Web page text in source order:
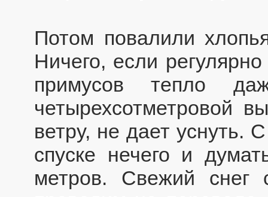
Потом повалили
Ничего, если
примусов тепло
четырехсотметровой
ветру, не дает уснуть.
спуске нечего и
метров. Свежий снег